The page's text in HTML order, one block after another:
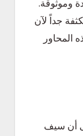
وموثوقة.
جداً لآن
المحاور
أن سيف